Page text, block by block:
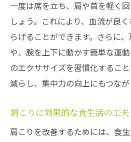
一度は席を立ち、肩や首を軽く
しょう。これにより、血流が良
らげることができます。さらに
や、腕を上下に動かす簡単な運
のエクササイズを習慣化するこ
減らし、集中力の向上にもつなが
肩こりに効果的な食生活の工夫
肩こりを改善するためには、食